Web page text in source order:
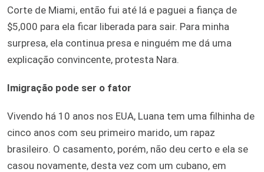
Corte de Miami, então fui até lá e paguei a fiança de
$5,000 para ela ficar liberada para sair. Para minha
surpresa, ela continua presa e ninguém me dá uma
explicação convincente, protesta Nara.
Imigração pode ser o fator
Vivendo há 10 anos nos EUA, Luana tem uma filhinha de
cinco anos com seu primeiro marido, um rapaz
brasileiro. O casamento, porém, não deu certo e ela se
casou novamente, desta vez com um cubano, em